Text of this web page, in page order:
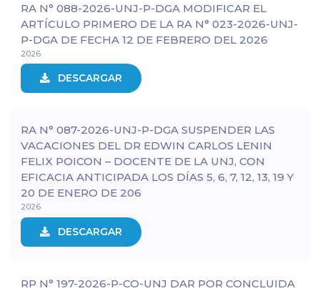
RA N° 088-2026-UNJ-P-DGA MODIFICAR EL
ARTÍCULO PRIMERO DE LA RA N° 023-2026-UNJ-
P-DGA DE FECHA 12 DE FEBRERO DEL 2026
2026
DESCARGAR
RA N° 087-2026-UNJ-P-DGA SUSPENDER LAS
VACACIONES DEL DR EDWIN CARLOS LENIN
FELIX POICON – DOCENTE DE LA UNJ, CON
EFICACIA ANTICIPADA LOS DÍAS 5, 6, 7, 12, 13, 19 Y
20 DE ENERO DE 206
2026
DESCARGAR
RP N° 197-2026-P-CO-UNJ DAR POR CONCLUIDA